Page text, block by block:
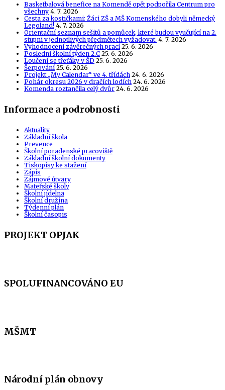
Basketbalová benefice na Komendě opět podpořila Centrum pro
všechny 4. 7. 2026
Cesta za kostičkami: Žáci ZŠ a MŠ Komenského dobyli německý
Legoland! 4. 7. 2026
Orientační seznam sešitů a pomůcek, které budou vyučující na 2.
stupni v jednotlivých předmětech vyžadovat. 4. 7. 2026
Vyhodnocení závěrečných prací 25. 6. 2026
Poslední školní týden 2.C 25. 6. 2026
Loučení se třeťáky v ŠD 25. 6. 2026
Šerpování 25. 6. 2026
Projekt „My Calendar“ ve 4. třídách 24. 6. 2026
Pohár okresu 2026 v dračích lodích 24. 6. 2026
Komenda roztančila celý dvůr 24. 6. 2026
Informace a podrobnosti
Aktuality
Základní škola
Prevence
Školní poradenské pracoviště
Základní školní dokumenty
Tiskopisy ke stažení
Zápis
Zájmové útvary
Mateřské školy
Školní jídelna
Školní družina
Týdenní plán
Školní časopis
PROJEKT OPJAK
SPOLUFINANCOVÁNO EU
MŠMT
Národní plán obnovy